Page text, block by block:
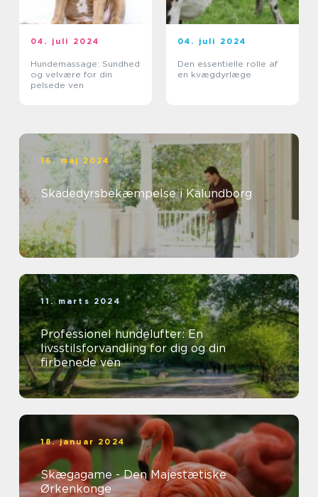
04. juli 2024
Hundemassage: Sundhed
og velvære for din
pelsede ven
04. juli 2024
Den essentielle rolle af
en kvægdyrlæge
16. maj 2024
Skadedyrsbekæmpelse i Kalundborg
11. marts 2024
Professionel hundelufter: En
livsstilsforvandling for dig og din
firbenede ven
18. januar 2024
Skægagame - Den Majestætiske
Ørkenkonge